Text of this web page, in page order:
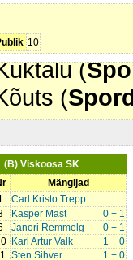
10 (
(
(
(B) Viskoosa SK
Mängijad
Carl Kristo Trepp
0 + 1
Kasper Mast
0 + 1
Janori Remmelg
1 + 0
Karl Artur Valk
1 + 0
Sten Sihver